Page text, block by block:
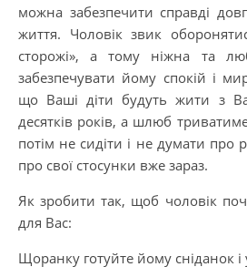
можна забезпечити справді
життя. Чоловік звик
сторожі», а тому ніжна та
забезпечувати йому спокій і
що Ваші діти будуть жити з
десятків років, а шлюб
потім не сидіти і не думати про
про свої стосунки вже зараз.
Як зробити так, щоб чоловік
для Вас:
Щоранку готуйте йому сніданок і